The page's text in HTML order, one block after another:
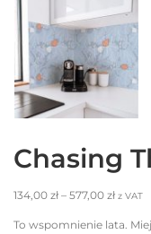
Chasing
134,00 zł – 577,00 zł z VAT
To wspomnienie lata.